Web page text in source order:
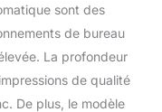
sont des
de bureau
La profondeur
de qualité
De plus, le modèle